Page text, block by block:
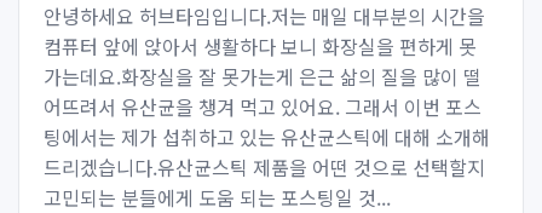
안녕하세요 허브타임입니다.저는 매일 대부분의 시간을
컴퓨터 앞에 앉아서 생활하다 보니 화장실을 편하게 못
가는데요.화장실을 잘 못가는게 은근 삶의 질을 많이 떨
어뜨려서 유산균을 챙겨 먹고 있어요. 그래서 이번 포스
팅에서는 제가 섭취하고 있는 유산균스틱에 대해 소개해
드리겠습니다.유산균스틱 제품을 어떤 것으로 선택할지
고민되는 분들에게 도움 되는 포스팅일 것...